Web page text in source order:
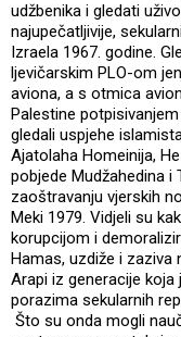
udžbenika i gledati
najupečatljivije,
Izraela 1967. godine.
ljevičarskim PLO-om
aviona, a s otmica
Palestine
gledali uspjehe
Ajatolaha Homeinija,
pobjede Mudžahedina i
zaoštravanju vjerskih
Meki 1979. Vidjeli su
korupcijom i
Hamas, uzdiže i zaziva
Arapi iz generacije
porazima sekularnih
Što su onda mogli